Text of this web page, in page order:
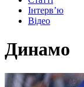
Інтерв’ю
Відео
Динамо